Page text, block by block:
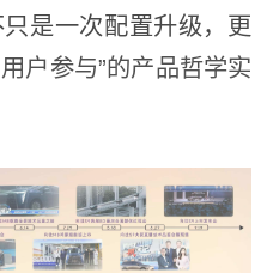
是一次配置升级，更
户参与”的产品哲学实